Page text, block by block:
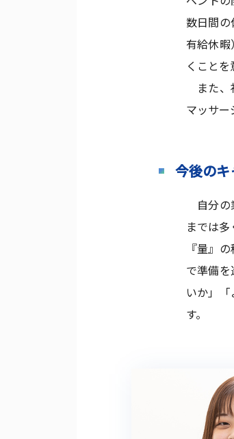
数日間の
有給休
くことを
また、
マッサー
今後のキ
自分の
までは
『量』
で準備
いか」
す。